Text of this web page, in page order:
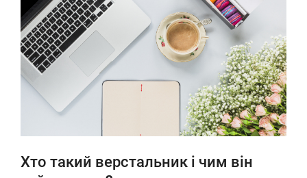
Хто такий верстальник і чим він